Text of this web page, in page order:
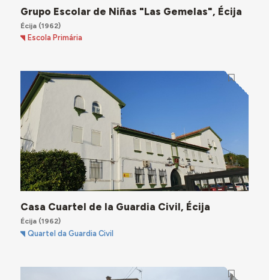
Grupo Escolar de Niñas "Las Gemelas", Écija
Écija(1962)
Escola Primária
Casa Cuartel de la Guardia Civil, Écija
Écija(1962)
Quartel da Guardia Civil